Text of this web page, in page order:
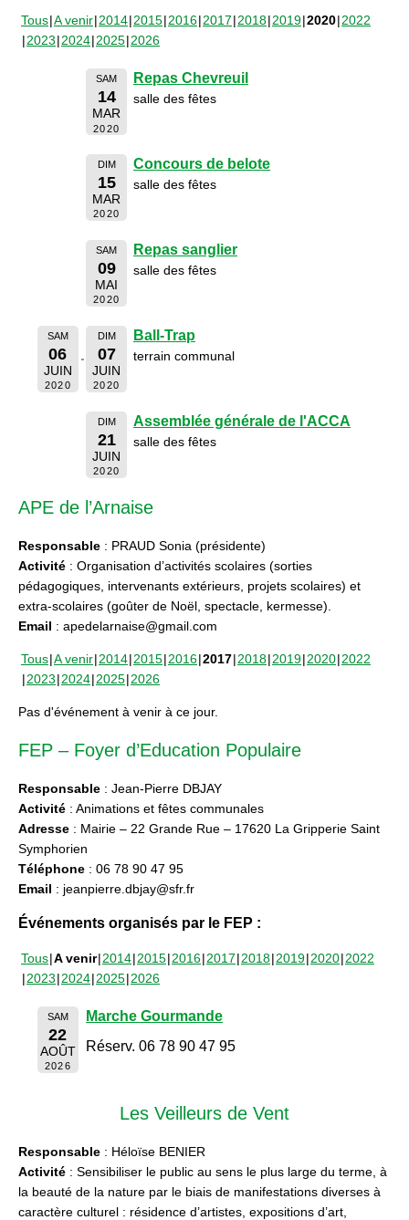
Tous A venir 2014 2015 2016 2017 2018 2019 2020 2022
2023 2024 2025 2026
SAM
14
MAR
2020
Repas Chevreuil
salle des fêtes
DIM
15
MAR
2020
Concours de belote
salle des fêtes
SAM
09
MAI
2020
Repas sanglier
salle des fêtes
SAM
06
JUIN
2020
DIM
07
JUIN
2020
Ball-Trap
terrain communal
DIM
21
JUIN
2020
Assemblée générale de l'ACCA
salle des fêtes
APE de l’Arnaise
Responsable : PRAUD Sonia (présidente)
Activité : Organisation d’activités scolaires (sorties
pédagogiques, intervenants extérieurs, projets scolaires) et
extra-scolaires (goûter de Noël, spectacle, kermesse).
Email : apedelarnaise@gmail.com
Tous A venir 2014 2015 2016 2017 2018 2019 2020 2022
2023 2024 2025 2026
Pas d'événement à venir à ce jour.
FEP – Foyer d’Education Populaire
Responsable : Jean-Pierre DBJAY
Activité : Animations et fêtes communales
Adresse : Mairie – 22 Grande Rue – 17620 La Gripperie Saint
Symphorien
Téléphone : 06 78 90 47 95
Email : jeanpierre.dbjay@sfr.fr
Événements organisés par le FEP :
Tous A venir 2014 2015 2016 2017 2018 2019 2020 2022
2023 2024 2025 2026
SAM
22
AOÛT
2026
Marche Gourmande
Réserv. 06 78 90 47 95
Les Veilleurs de Vent
Responsable : Héloïse BENIER
Activité : Sensibiliser le public au sens le plus large du terme, à
la beauté de la nature par le biais de manifestations diverses à
caractère culturel : résidence d’artistes, expositions d’art,